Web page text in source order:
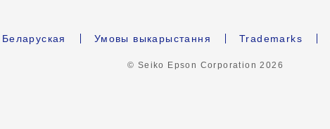
Беларуская Умовы выкарыстання Trademarks
© Seiko Epson Corporation2026